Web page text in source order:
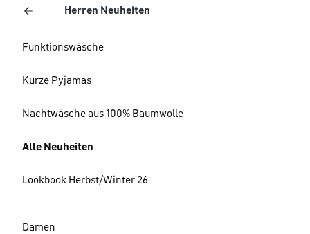
Herren Neuheiten
Funktionswäsche
Kurze Pyjamas
Nachtwäsche aus 100% Baumwolle
Alle Neuheiten
Lookbook Herbst/Winter 26
Damen